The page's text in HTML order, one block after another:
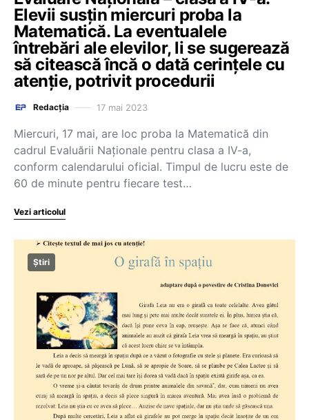
Elevii susțin miercuri proba la
Matematică. La eventualele
întrebări ale elevilor, li se sugerează
să citească încă o dată cerințele cu
atenție, potrivit procedurii
Redacția 17 mai 2023
Miercuri, 17 mai, are loc proba la Matematică din
cadrul Evaluării Naționale pentru clasa a IV-a,
conform calendarului oficial. Timpul de lucru este de
60 de minute pentru fiecare test…
Vezi articolul
Știri